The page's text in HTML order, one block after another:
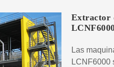
Extractor
Las
LCNF6000